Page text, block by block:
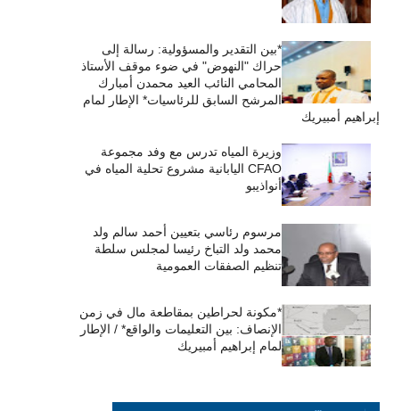
*بين التقدير والمسؤولية: رسالة إلى
حراك "النهوض" في ضوء موقف الأستاذ
المحامي النائب العيد محمدن أمبارك
المرشح السابق للرئاسيات* الإطار لمام
إبراهيم أمبيريك
وزيرة المياه تدرس مع وفد مجموعة
CFAO اليابانية مشروع تحلية المياه في
أنواذيبو
مرسوم رئاسي بتعيين أحمد سالم ولد
محمد ولد التباخ رئيسا لمجلس سلطة
تنظيم الصفقات العمومية
*مكونة لحراطين بمقاطعة مال في زمن
الإنصاف: بين التعليمات والواقع* / الإطار
لمام إبراهيم أمبيريك